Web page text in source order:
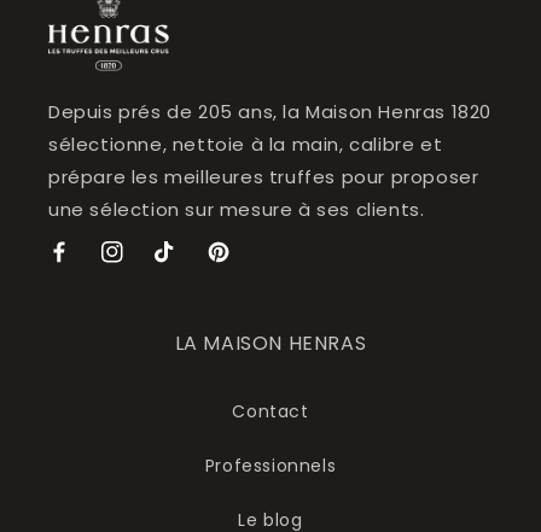
Depuis prés de 205 ans, la Maison Henras 1820
sélectionne, nettoie à la main, calibre et
prépare les meilleures truffes pour proposer
une sélection sur mesure à ses clients.
FacebookInstagramTikTokPinterest
LA MAISON HENRAS
Contact
Professionnels
Le blog